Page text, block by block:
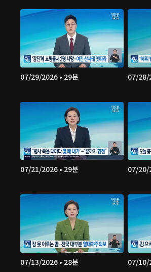
07/29/2026 • 29분 07/28/
07/21/2026 • 29분 07/20/
07/13/2026 • 28분 07/10/